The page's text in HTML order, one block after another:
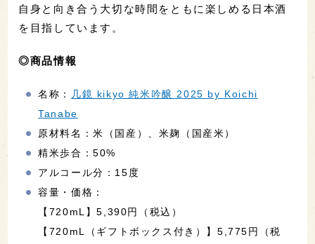
自身と向き合う大切な時間をともに楽しめる日本酒
を目指しています。
◎商品情報
名称：
几鏡 kikyo 純米吟醸 2025 by Koichi
Tanabe
原材料名：米（国産）、米麹（国産米）
精米歩合：50%
アルコール分：15度
容量・価格：
【720mL】5,390円（税込）
【720mL（ギフトボックス付き）】5,775円（税